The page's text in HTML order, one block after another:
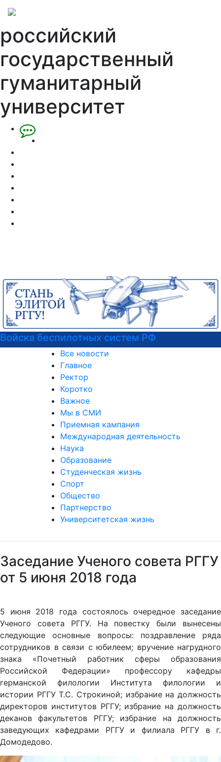
российский
государственный
гуманитарный
университет
Войска беспилотных систем РФ
Все новости
Главное
Ректор
Коротко
Важное
Мы в СМИ
Приемная кампания
Международная деятельность
Наука
Образование
Студенческая жизнь
Спорт
Общество
Партнерство
Университетская жизнь
Заседание Ученого совета РГГУ
от 5 июня 2018 года
5 июня 2018 года состоялось очередное заседание
Ученого совета РГГУ. На повестку были вынесены
следующие основные вопросы: поздравление ряда
сотрудников в связи с юбилеем; вручение нагрудного
знака «Почетный работник сферы образования
Российской Федерации» профессору кафедры
германской филологии Института филологии и
истории РГГУ Т.С. Строкиной; избрание на должность
директоров институтов РГГУ; избрание на должность
деканов факультетов РГГУ; избрание на должность
заведующих кафедрами РГГУ и филиала РГГУ в г.
Домодедово.